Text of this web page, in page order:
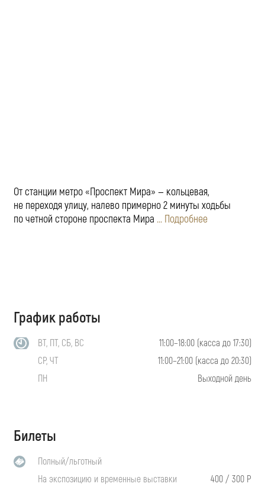
От станции метро «Проспект Мира» — кольцевая,
не переходя улицу, налево примерно 2 минуты ходьбы
по четной стороне проспекта Мира ... Подробнее
График работы
ВТ, ПТ, СБ, ВС
11:00–18:00 (касса до 17:30)
СР, ЧТ
11:00–21:00 (касса до 20:30)
ПН
Выходной день
Билеты
Полный/льготный
На экспозицию и временные выставки
400 / 300 Р